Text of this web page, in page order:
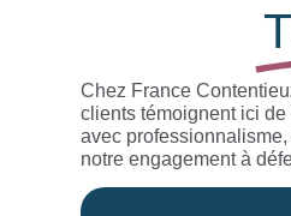
Chez France
clients témoignent ici
avec
notre engagement à